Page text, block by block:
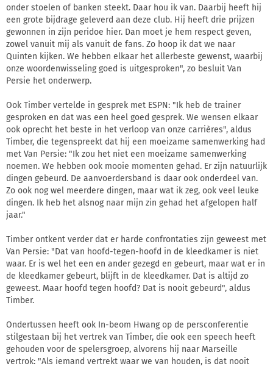
onder stoelen of banken steekt. Daar hou ik van. Daarbij heeft hij
een grote bijdrage geleverd aan deze club. Hij heeft drie prijzen
gewonnen in zijn peridoe hier. Dan moet je hem respect geven,
zowel vanuit mij als vanuit de fans. Zo hoop ik dat we naar
Quinten kijken. We hebben elkaar het allerbeste gewenst, waarbij
onze woordenwisseling goed is uitgesproken", zo besluit Van
Persie het onderwerp.
Ook Timber vertelde in gesprek met ESPN: "Ik heb de trainer
gesproken en dat was een heel goed gesprek. We wensen elkaar
ook oprecht het beste in het verloop van onze carrières", aldus
Timber, die tegenspreekt dat hij een moeizame samenwerking had
met Van Persie: "Ik zou het niet een moeizame samenwerking
noemen. We hebben ook mooie momenten gehad. Er zijn natuurlijk
dingen gebeurd. De aanvoerdersband is daar ook onderdeel van.
Zo ook nog wel meerdere dingen, maar wat ik zeg, ook veel leuke
dingen. Ik heb het alsnog naar mijn zin gehad het afgelopen half
jaar."
Timber ontkent verder dat er harde confrontaties zijn geweest met
Van Persie: "Dat van hoofd-tegen-hoofd in de kleedkamer is niet
waar. Er is wel het een en ander gezegd en gebeurt, maar wat er in
de kleedkamer gebeurt, blijft in de kleedkamer. Dat is altijd zo
geweest. Maar hoofd tegen hoofd? Dat is nooit gebeurd", aldus
Timber.
Ondertussen heeft ook In-beom Hwang op de persconferentie
stilgestaan bij het vertrek van Timber, die ook een speech heeft
gehouden voor de spelersgroep, alvorens hij naar Marseille
vertrok: "Als iemand vertrekt waar we van houden, is dat nooit